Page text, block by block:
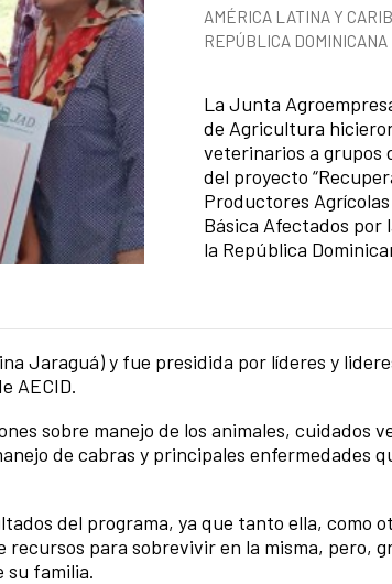
News categories
AMÉRICA LATINA Y
REPÚBLICA DOMINICANA
La Junta
de Agricultura
veterinarios a grupos
del proyecto
Productores
Básica Afectados por
la República
Jaraguá) y fue presidida por líderes y
AECID.
sobre manejo de los animales, cuidados
de cabras y principales enfermedades
del programa, ya que tanto ella, como
para sobrevivir en la misma, pero,
su familia.